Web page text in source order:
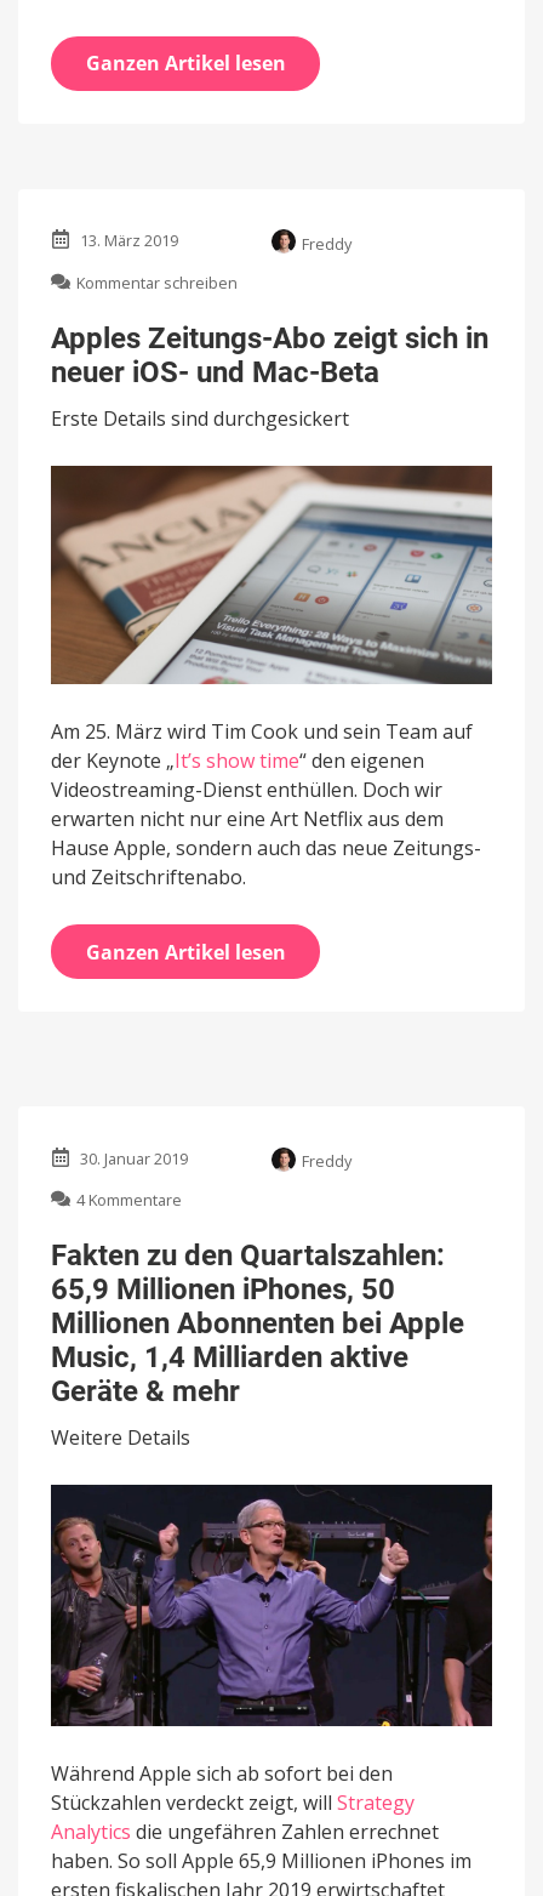
Ganzen Artikel lesen
13. März 2019
Freddy
Kommentar schreiben
Zeitungs-
Abo
zeigt
in
iOS-
und
Mac-
Beta
Apples Zeitungs-Abo zeigt sich in
neuer iOS- und Mac-Beta
Erste Details sind durchgesickert
Am 25. März wird Tim Cook und sein Team auf
der Keynote „It’s show time“ den eigenen
Videostreaming-Dienst enthüllen. Doch wir
erwarten nicht nur eine Art Netflix aus dem
Hause Apple, sondern auch das neue Zeitungs-
und Zeitschriftenabo.
Ganzen Artikel lesen
30. Januar 2019
Freddy
4 Kommentare
zu
den
Quartalszahlen:
65,9
Millionen
iPhones,
50
Millionen
Abonnenten
1,4
Milliarden
aktive
Geräte
&
mehr
Fakten zu den Quartalszahlen:
65,9 Millionen iPhones, 50
Millionen Abonnenten bei Apple
Music, 1,4 Milliarden aktive
Geräte & mehr
Weitere Details
Während Apple sich ab sofort bei den
Stückzahlen verdeckt zeigt, will Strategy
Analytics die ungefähren Zahlen errechnet
haben. So soll Apple 65,9 Millionen iPhones im
ersten fiskalischen Jahr 2019 erwirtschaftet